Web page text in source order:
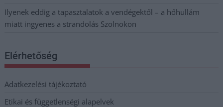
Ilyenek eddig a tapasztalatok a vendégektől – a hőhullám
miatt ingyenes a strandolás Szolnokon
Elérhetőség
Adatkezelési tájékoztató
Etikai és függetlenségi alapelvek